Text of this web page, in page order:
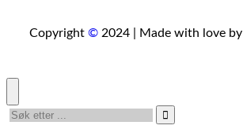
Copyright ©2024 | Made with love by